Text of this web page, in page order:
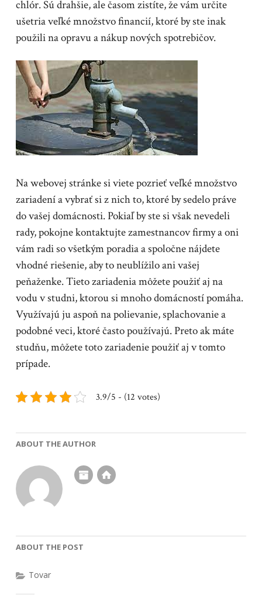
chlór. Sú drahšie, ale časom zistíte, že vám určite
ušetria veľké množstvo financií, ktoré by ste inak
použili na opravu a nákup nových spotrebičov.
Na webovej stránke si viete pozrieť veľké množstvo
zariadení a vybrať si z nich to, ktoré by sedelo práve
do vašej domácnosti. Pokiaľ by ste si však nevedeli
rady, pokojne kontaktujte zamestnancov firmy a oni
vám radi so všetkým poradia a spoločne nájdete
vhodné riešenie, aby to neublížilo ani vašej
peňaženke.Tieto zariadenia môžete použiť aj na
vodu v studni, ktorou si mnoho domácností pomáha.
Využívajú ju aspoň na polievanie, splachovanie a
podobné veci, ktoré často používajú. Preto ak máte
studňu, môžete toto zariadenie použiť aj v tomto
prípade.
3.9/5 - (12 votes)
ABOUT THE AUTHOR
ABOUT THE POST
Tovar